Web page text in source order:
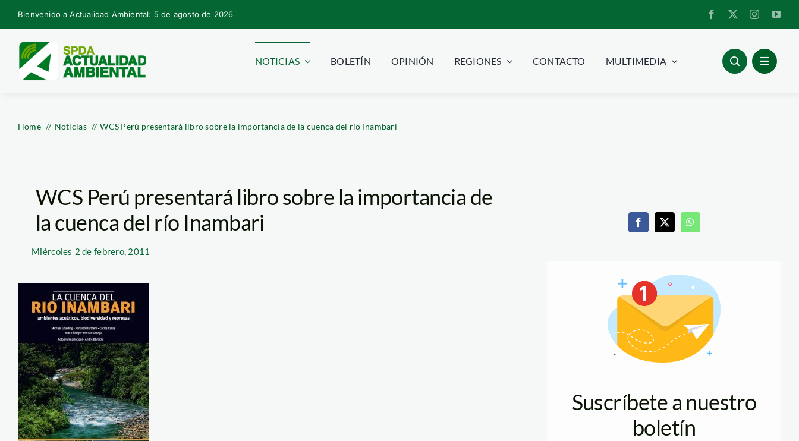
Skip
to
content
Bienvenido a Actualidad Ambiental: 5 de agosto de 2026
NOTICIAS BOLETÍN OPINIÓN REGIONES CONTACTO MULTIMEDIA
Home Noticias WCS Perú presentará libro sobre la importancia de la cuenca del río Inambari
WCS Perú presentará libro sobre la importancia de
la cuenca del río Inambari
Miércoles 2 de febrero, 2011
Suscríbete a nuestro
boletín